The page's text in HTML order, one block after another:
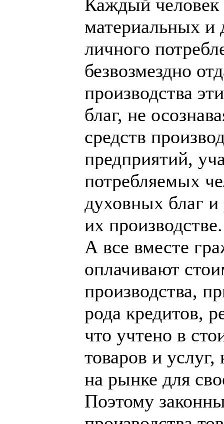
Каждый человек
материальных и
личного
безвозмездно
производства
благ, не
средств
предприятий,
потребляемых
духовных благ
их производстве.
А все вместе
оплачивают
производства,
рода кредитов,
что учтено в
товаров и
на рынке для
Поэтому